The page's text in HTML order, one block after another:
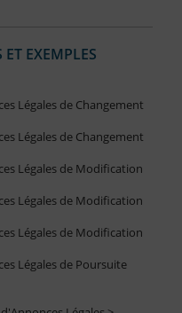
EXEMPLES
Légales de Changement
Légales de Changement
Légales de Modification
Légales de Modification
Légales de Modification
Légales de Poursuite